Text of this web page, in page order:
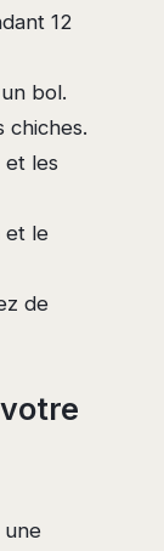
12
bol.
chiches.
et les
et le
de
une